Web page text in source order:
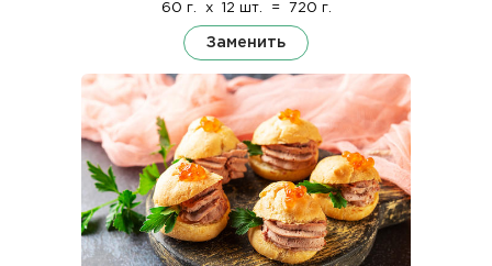
60 г. x 12 шт. = 720 г.
Заменить